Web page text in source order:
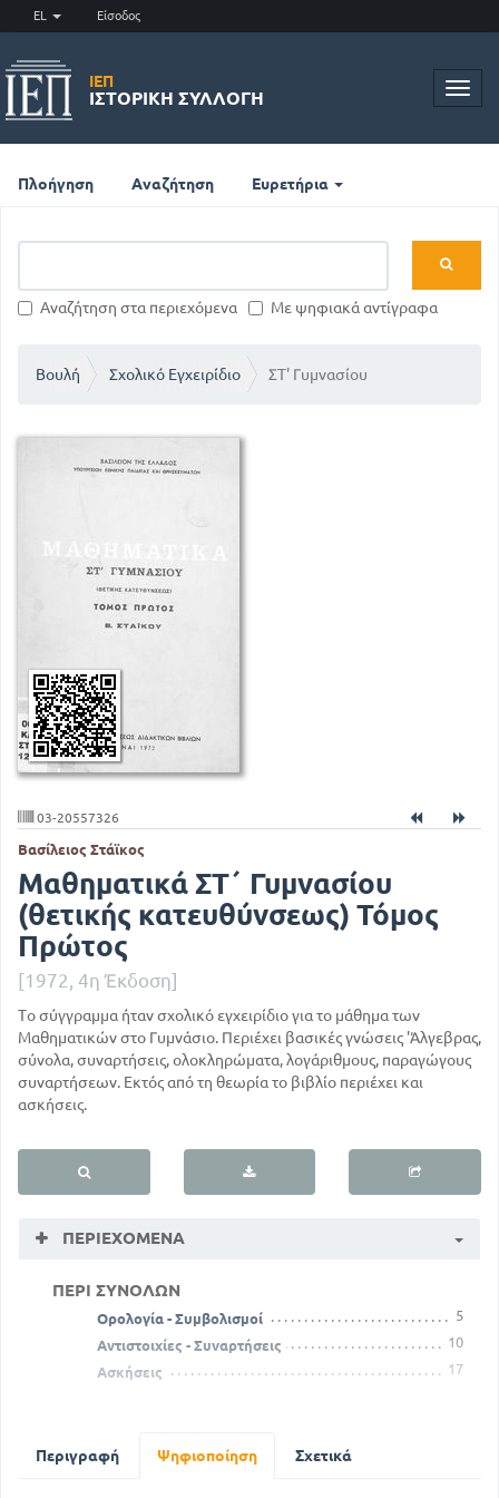
EL Είσοδος
ΙΕΠ
ΙΣΤΟΡΙΚΉ ΣΥΛΛΟΓΉ
Πλοήγηση Αναζήτηση Ευρετήρια
Αναζήτηση στα περιεχόμενα Με ψηφιακά αντίγραφα
Βουλή Σχολικό Εγχειρίδιο ΣΤ' Γυμνασίου
03-20557326
Βασίλειος Στάϊκος
Μαθηματικά ΣΤ΄ Γυμνασίου
(θετικής κατευθύνσεως) Τόμος
Πρώτος
[1972, 4η Έκδοση]
Το σύγγραμμα ήταν σχολικό εγχειρίδιο για το μάθημα των
Μαθηματικών στο Γυμνάσιο. Περιέχει βασικές γνώσεις 'Άλγεβρας,
σύνολα, συναρτήσεις, ολοκληρώματα, λογάριθμους, παραγώγους
συναρτήσεων. Εκτός από τη θεωρία το βιβλίο περιέχει και
ασκήσεις.
ΠΕΡΙΕΧΌΜΕΝΑ
ΠΕΡΙ ΣΥΝΟΛΩΝ
Ορολογία - Συμβολισμοί
5
Αντιστοιχίες - Συναρτήσεις
10
Ασκήσεις
17
Διάταξη στο σύνολο
Περιγραφή Ψηφιοποίηση Σχετικά